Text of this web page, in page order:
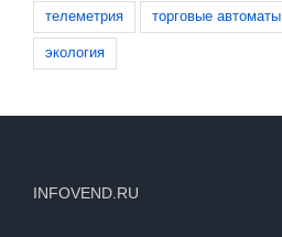
телеметрия торговые автоматы
экология
INFOVEND.RU